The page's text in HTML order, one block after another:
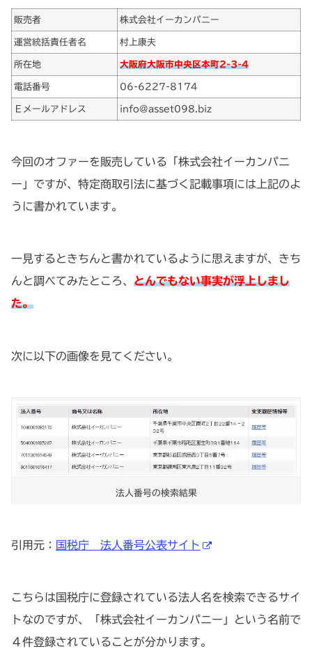
販売者 株式会社イーカンパニー
運営統括責任者名 村上康夫
所在地 大阪府大阪市中央区本町2-3-4
電話番号 06-6227-8174
Ｅメールアドレス info@asset098.biz
今回のオファーを販売している「株式会社イーカンパニ
ー」ですが、特定商取引法に基づく記載事項には上記のよ
うに書かれています。
一見するときちんと書かれているように思えますが、きち
んと調べてみたところ、 とんでもない事実が浮上しまし
た。
次に以下の画像を見てください。
法人番号の検索結果
引用元： 国税庁 法人番号公表サイト
こちらは国税庁に登録されている法人名を検索できるサイ
トなのですが、「株式会社イーカンパニー」という名前で
４件登録されていることが分かります。